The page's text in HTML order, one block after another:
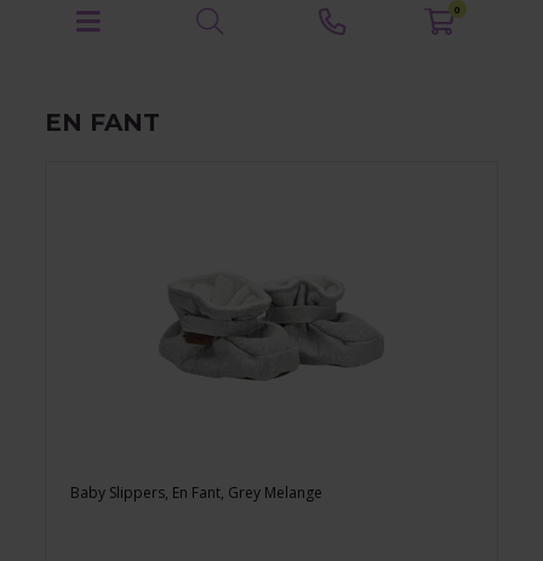
0
EN FANT
Baby Slippers, En Fant, Grey Melange